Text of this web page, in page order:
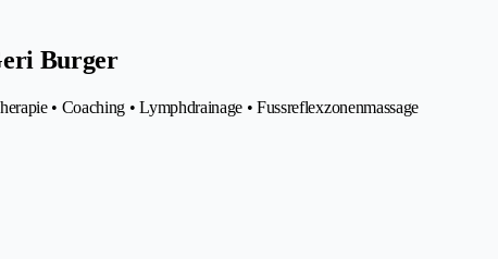
Burger
• Coaching • Lymphdrainage • Fussreflexzonenmassage